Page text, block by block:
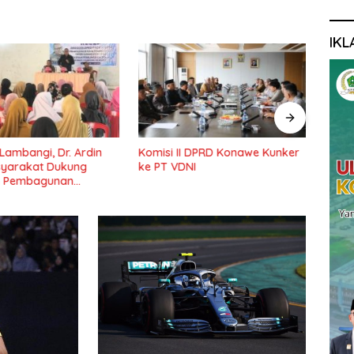
Komisi II DPRD Konawe Kunker
ke PT VDNI
Ketua DPRD Konawe :
Pembangunan
Pondidaha-
Lama Dinantikan